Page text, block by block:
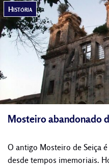
Mosteiro abandonado
O antigo Mosteiro de Seiça
desde tempos imemoriais.
História